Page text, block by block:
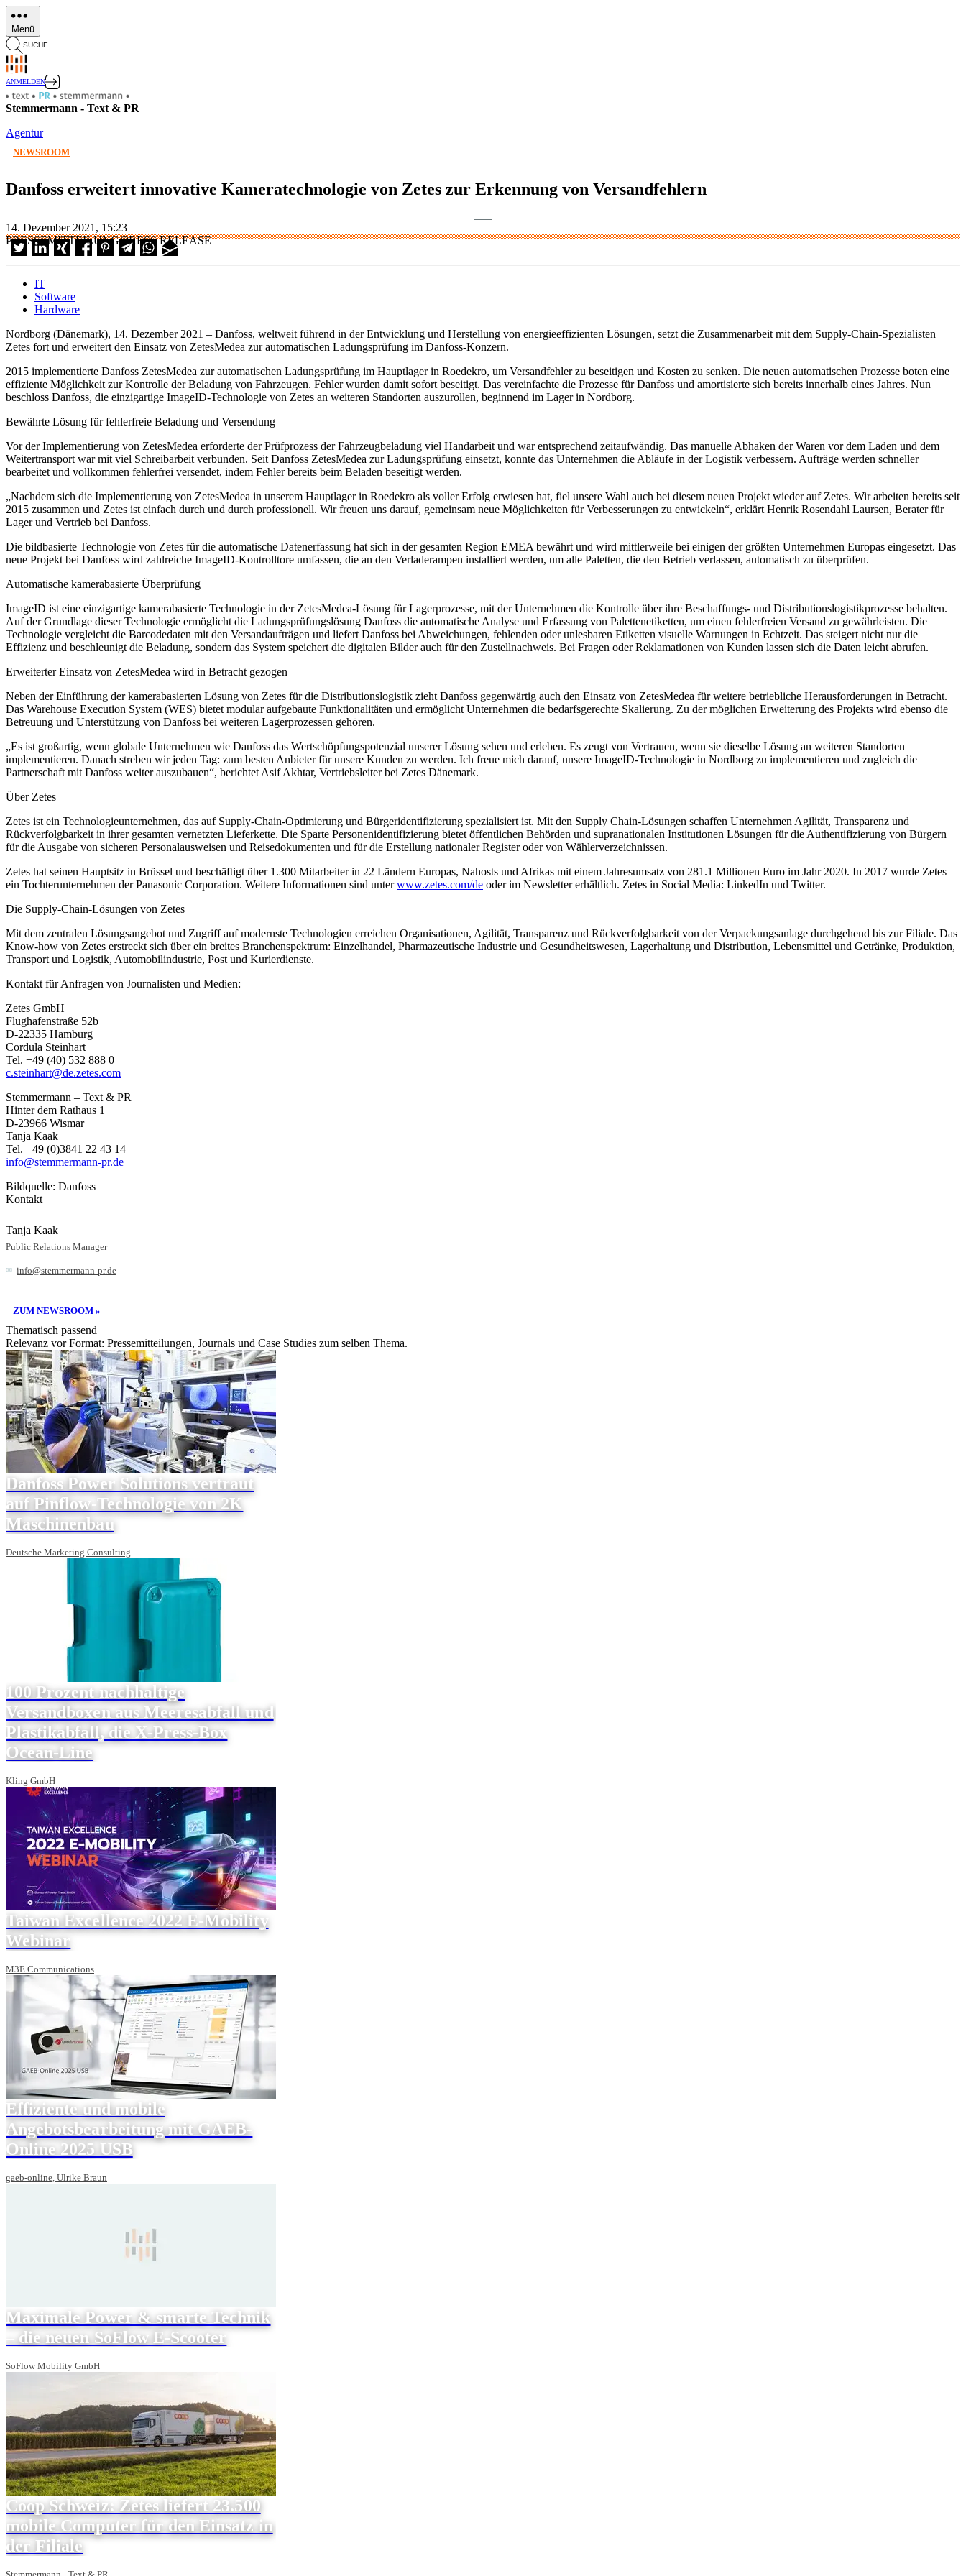
Direkt
zum
Inhalt
Menü
SUCHE
ANMELDEN
Stemmermann - Text & PR
Agentur
NEWSROOM
Danfoss erweitert innovative Kameratechnologie von Zetes zur Erkennung von Versandfehlern
14. Dezember 2021, 15:23
PRESSEMITTEILUNG/PRESS RELEASE
IT
Software
Hardware
Nordborg (Dänemark), 14. Dezember 2021 – Danfoss, weltweit führend in der Entwicklung und Herstellung von energieeffizienten Lösungen, setzt die Zusammenarbeit mit dem Supply-Chain-Spezialisten
Zetes fort und erweitert den Einsatz von ZetesMedea zur automatischen Ladungsprüfung im Danfoss-Konzern.
2015 implementierte Danfoss ZetesMedea zur automatischen Ladungsprüfung im Hauptlager in Roedekro, um Versandfehler zu beseitigen und Kosten zu senken. Die neuen automatischen Prozesse boten eine
effiziente Möglichkeit zur Kontrolle der Beladung von Fahrzeugen. Fehler wurden damit sofort beseitigt. Das vereinfachte die Prozesse für Danfoss und amortisierte sich bereits innerhalb eines Jahres. Nun
beschloss Danfoss, die einzigartige ImageID-Technologie von Zetes an weiteren Standorten auszurollen, beginnend im Lager in Nordborg.
Bewährte Lösung für fehlerfreie Beladung und Versendung
Vor der Implementierung von ZetesMedea erforderte der Prüfprozess der Fahrzeugbeladung viel Handarbeit und war entsprechend zeitaufwändig. Das manuelle Abhaken der Waren vor dem Laden und dem
Weitertransport war mit viel Schreibarbeit verbunden. Seit Danfoss ZetesMedea zur Ladungsprüfung einsetzt, konnte das Unternehmen die Abläufe in der Logistik verbessern. Aufträge werden schneller
bearbeitet und vollkommen fehlerfrei versendet, indem Fehler bereits beim Beladen beseitigt werden.
„Nachdem sich die Implementierung von ZetesMedea in unserem Hauptlager in Roedekro als voller Erfolg erwiesen hat, fiel unsere Wahl auch bei diesem neuen Projekt wieder auf Zetes. Wir arbeiten bereits seit
2015 zusammen und Zetes ist einfach durch und durch professionell. Wir freuen uns darauf, gemeinsam neue Möglichkeiten für Verbesserungen zu entwickeln“, erklärt Henrik Rosendahl Laursen, Berater für
Lager und Vertrieb bei Danfoss.
Die bildbasierte Technologie von Zetes für die automatische Datenerfassung hat sich in der gesamten Region EMEA bewährt und wird mittlerweile bei einigen der größten Unternehmen Europas eingesetzt. Das
neue Projekt bei Danfoss wird zahlreiche ImageID-Kontrolltore umfassen, die an den Verladerampen installiert werden, um alle Paletten, die den Betrieb verlassen, automatisch zu überprüfen.
Automatische kamerabasierte Überprüfung
ImageID ist eine einzigartige kamerabasierte Technologie in der ZetesMedea-Lösung für Lagerprozesse, mit der Unternehmen die Kontrolle über ihre Beschaffungs- und Distributionslogistikprozesse behalten.
Auf der Grundlage dieser Technologie ermöglicht die Ladungsprüfungslösung Danfoss die automatische Analyse und Erfassung von Palettenetiketten, um einen fehlerfreien Versand zu gewährleisten. Die
Technologie vergleicht die Barcodedaten mit den Versandaufträgen und liefert Danfoss bei Abweichungen, fehlenden oder unlesbaren Etiketten visuelle Warnungen in Echtzeit. Das steigert nicht nur die
Effizienz und beschleunigt die Beladung, sondern das System speichert die digitalen Bilder auch für den Zustellnachweis. Bei Fragen oder Reklamationen von Kunden lassen sich die Daten leicht abrufen.
Erweiterter Einsatz von ZetesMedea wird in Betracht gezogen
Neben der Einführung der kamerabasierten Lösung von Zetes für die Distributionslogistik zieht Danfoss gegenwärtig auch den Einsatz von ZetesMedea für weitere betriebliche Herausforderungen in Betracht.
Das Warehouse Execution System (WES) bietet modular aufgebaute Funktionalitäten und ermöglicht Unternehmen die bedarfsgerechte Skalierung. Zu der möglichen Erweiterung des Projekts wird ebenso die
Betreuung und Unterstützung von Danfoss bei weiteren Lagerprozessen gehören.
„Es ist großartig, wenn globale Unternehmen wie Danfoss das Wertschöpfungspotenzial unserer Lösung sehen und erleben. Es zeugt von Vertrauen, wenn sie dieselbe Lösung an weiteren Standorten
implementieren. Danach streben wir jeden Tag: zum besten Anbieter für unsere Kunden zu werden. Ich freue mich darauf, unsere ImageID-Technologie in Nordborg zu implementieren und zugleich die
Partnerschaft mit Danfoss weiter auszubauen“, berichtet Asif Akhtar, Vertriebsleiter bei Zetes Dänemark.
Über Zetes
Zetes ist ein Technologieunternehmen, das auf Supply-Chain-Optimierung und Bürgeridentifizierung spezialisiert ist. Mit den Supply Chain-Lösungen schaffen Unternehmen Agilität, Transparenz und
Rückverfolgbarkeit in ihrer gesamten vernetzten Lieferkette. Die Sparte Personenidentifizierung bietet öffentlichen Behörden und supranationalen Institutionen Lösungen für die Authentifizierung von Bürgern
für die Ausgabe von sicheren Personalausweisen und Reisedokumenten und für die Erstellung nationaler Register oder von Wählerverzeichnissen.
Zetes hat seinen Hauptsitz in Brüssel und beschäftigt über 1.300 Mitarbeiter in 22 Ländern Europas, Nahosts und Afrikas mit einem Jahresumsatz von 281.1 Millionen Euro im Jahr 2020. In 2017 wurde Zetes
ein Tochterunternehmen der Panasonic Corporation. Weitere Informationen sind unterwww.zetes.com/de oder im Newsletter erhältlich. Zetes in Social Media: LinkedIn und Twitter.
Die Supply-Chain-Lösungen von Zetes
Mit dem zentralen Lösungsangebot und Zugriff auf modernste Technologien erreichen Organisationen, Agilität, Transparenz und Rückverfolgbarkeit von der Verpackungsanlage durchgehend bis zur Filiale. Das
Know-how von Zetes erstreckt sich über ein breites Branchenspektrum: Einzelhandel, Pharmazeutische Industrie und Gesundheitswesen, Lagerhaltung und Distribution, Lebensmittel und Getränke, Produktion,
Transport und Logistik, Automobilindustrie, Post und Kurierdienste.
Kontakt für Anfragen von Journalisten und Medien:
Zetes GmbH
Flughafenstraße 52b
D-22335 Hamburg
Cordula Steinhart
Tel. +49 (40) 532 888 0
c.steinhart@de.zetes.com
Stemmermann – Text & PR
Hinter dem Rathaus 1
D-23966 Wismar
Tanja Kaak
Tel. +49 (0)3841 22 43 14
info@stemmermann-pr.de
Bildquelle: Danfoss
Kontakt
Tanja Kaak
Public Relations Manager
info@stemmermann-pr.de
ZUM NEWSROOM »
Thematisch passend
Relevanz vor Format: Pressemitteilungen, Journals und Case Studies zum selben Thema.
Danfoss Power Solutions vertraut
auf Pinflow-Technologie von 2K
Maschinenbau
Deutsche Marketing Consulting
100 Prozent nachhaltige
Versandboxen aus Meeresabfall und
Plastikabfall, die X-Press-Box
Ocean-Line
Kling GmbH
Taiwan Excellence 2022 E-Mobility
Webinar
M3E Communications
Effiziente und mobile
Angebotsbearbeitung mit GAEB-
Online 2025 USB
gaeb-online, Ulrike Braun
Maximale Power & smarte Technik
– die neuen SoFlow E-Scooter
SoFlow Mobility GmbH
Coop Schweiz: Zetes liefert 23.500
mobile Computer für den Einsatz in
der Filiale